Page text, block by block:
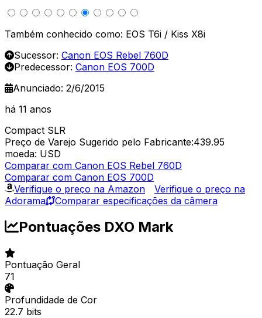
Também conhecido como: EOS T6i / Kiss X8i
Sucessor: Canon EOS Rebel 760D
Predecessor: Canon EOS 700D
Anunciado: 2/6/2015
há 11 anos
Compact SLR
Preço de Varejo Sugerido pelo Fabricante:439.95
moeda: USD
Comparar com Canon EOS Rebel 760D
Comparar com Canon EOS 700D
Verifique o preço na Amazon
Verifique o preço na
Adorama
Comparar especificações da câmera
Pontuações DXO Mark
Pontuação Geral
71
Profundidade de Cor
22.7 bits